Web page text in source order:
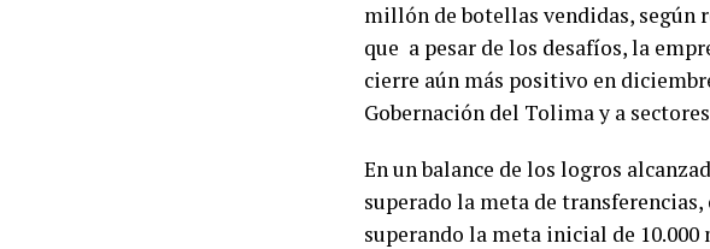
millón de botellas vendidas, según
que a pesar de los desafíos, la
cierre aún más positivo en
Gobernación del Tolima y a
En un balance de los logros
superado la meta de
superando la meta inicial de